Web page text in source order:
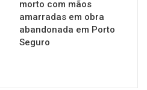
morto com mãos
amarradas em obra
abandonada em Porto
Seguro